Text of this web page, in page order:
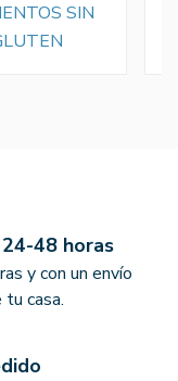
SIN
48 horas
y con un envío
casa.